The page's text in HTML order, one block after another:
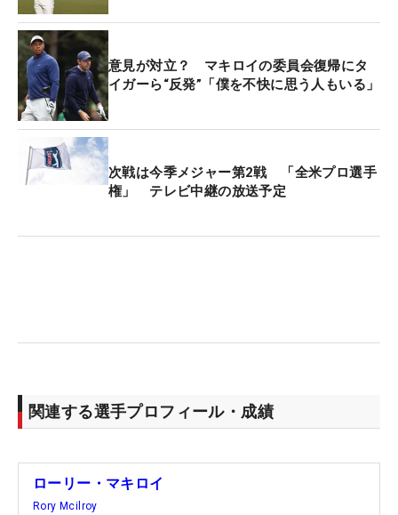
意見が対立？ マキロイの委員会復帰にタ
イガーら“反発”「僕を不快に思う人もいる」
次戦は今季メジャー第2戦 「全米プロ選手
権」 テレビ中継の放送予定
関連する選手プロフィール・成績
ローリー・マキロイ
Rory Mcilroy